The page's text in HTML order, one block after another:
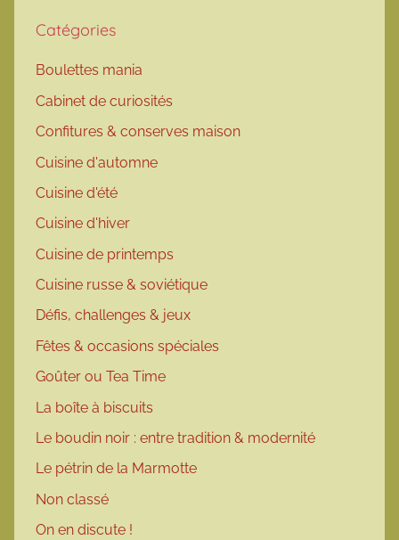
Catégories
Boulettes mania
Cabinet de curiosités
Confitures & conserves maison
Cuisine d'automne
Cuisine d'été
Cuisine d'hiver
Cuisine de printemps
Cuisine russe & soviétique
Défis, challenges & jeux
Fêtes & occasions spéciales
Goûter ou Tea Time
La boîte à biscuits
Le boudin noir : entre tradition & modernité
Le pétrin de la Marmotte
Non classé
On en discute !